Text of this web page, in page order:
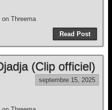
Threema
Read Post
(Clip officiel)
septembre 15, 2025